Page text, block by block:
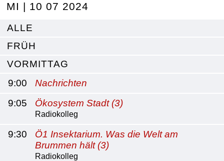
MI | 10 07 2024
ALLE
FRÜH
VORMITTAG
9:00
Nachrichten
9:05
Ökosystem Stadt (3)
Radiokolleg
9:30
Ö1 Insektarium. Was die Welt am
Brummen hält (3)
Radiokolleg